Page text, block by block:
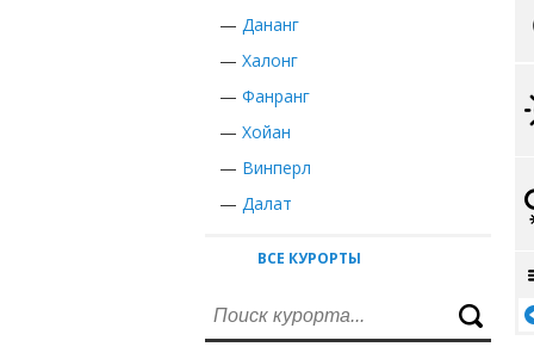
— Дананг
— Халонг
— Фанранг
— Хойан
— Винперл
— Далат
ВСЕ КУРОРТЫ